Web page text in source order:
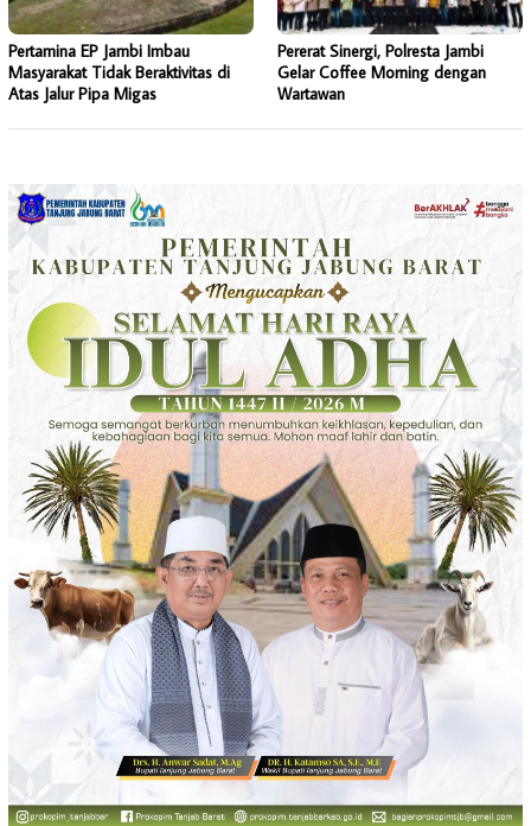
Pertamina EP Jambi Imbau
Masyarakat Tidak Beraktivitas di
Atas Jalur Pipa Migas
Pererat Sinergi, Polresta Jambi
Gelar Coffee Morning dengan
Wartawan